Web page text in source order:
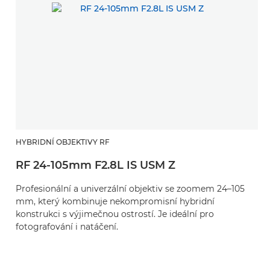
HYBRIDNÍ OBJEKTIVY RF
RF 24-105mm F2.8L IS USM Z
Profesionální a univerzální objektiv se zoomem 24–105
mm, který kombinuje nekompromisní hybridní
konstrukci s výjimečnou ostrostí. Je ideální pro
fotografování i natáčení.